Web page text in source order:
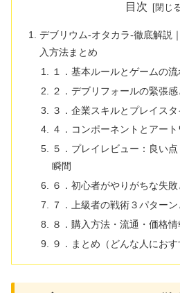
目次
デブリウム‐オタカラ‐徹底解説
入方法まとめ
１．基本ルールとゲームの流
２．デブリフォールの緊張
３．企業スキルとプレイス
４．コンポーネントとアート
５．プレイレビュー：良い
瞬間
６．初心者がやりがちな失
７．上級者の戦術３パター
８．購入方法・流通・価格情
９．まとめ（どんな人におす